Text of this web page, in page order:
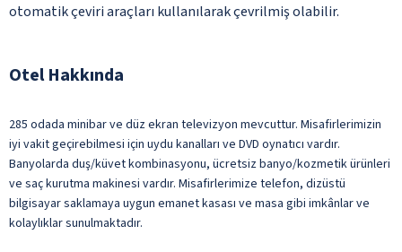
otomatik çeviri araçları kullanılarak çevrilmiş olabilir.
Otel Hakkında
285 odada minibar ve düz ekran televizyon mevcuttur. Misafirlerimizin
iyi vakit geçirebilmesi için uydu kanalları ve DVD oynatıcı vardır.
Banyolarda duş/küvet kombinasyonu, ücretsiz banyo/kozmetik ürünleri
ve saç kurutma makinesi vardır. Misafirlerimize telefon, dizüstü
bilgisayar saklamaya uygun emanet kasası ve masa gibi imkânlar ve
kolaylıklar sunulmaktadır.